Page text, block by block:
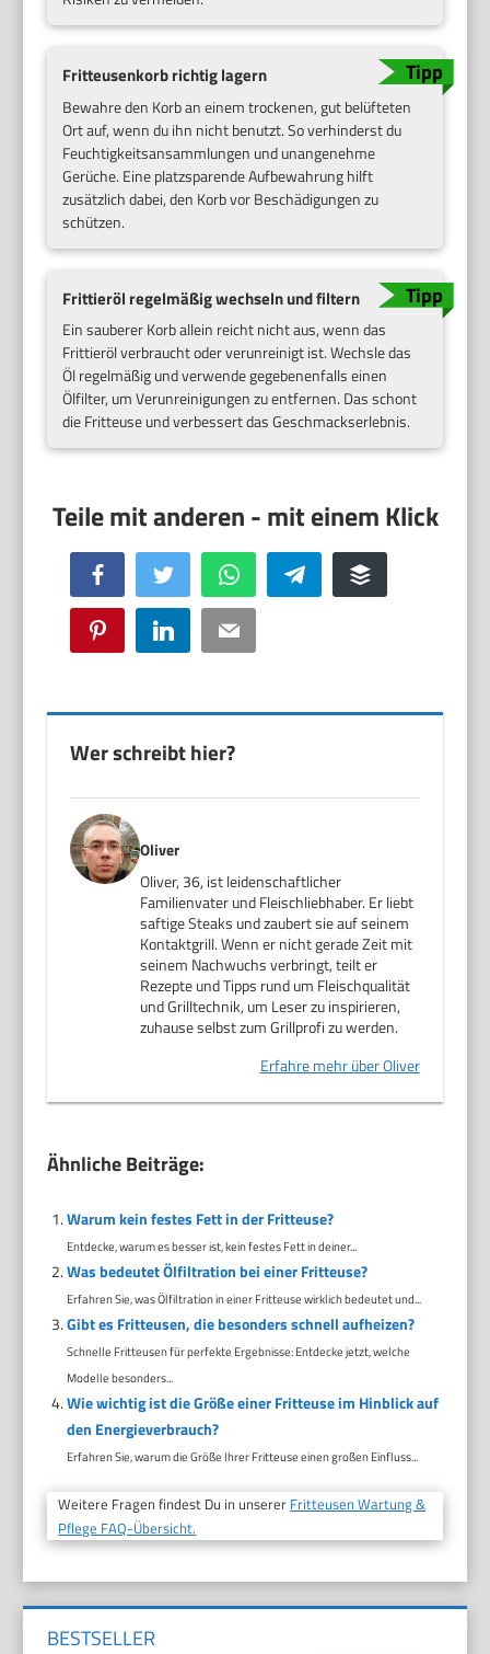
Fritteusenkorb richtig lagern
Bewahre den Korb an einem trockenen, gut belüfteten
Ort auf, wenn du ihn nicht benutzt. So verhinderst du
Feuchtigkeitsansammlungen und unangenehme
Gerüche. Eine platzsparende Aufbewahrung hilft
zusätzlich dabei, den Korb vor Beschädigungen zu
schützen.
Frittieröl regelmäßig wechseln und filtern
Ein sauberer Korb allein reicht nicht aus, wenn das
Frittieröl verbraucht oder verunreinigt ist. Wechsle das
Öl regelmäßig und verwende gegebenenfalls einen
Ölfilter, um Verunreinigungen zu entfernen. Das schont
die Fritteuse und verbessert das Geschmackserlebnis.
Facebook Twitter WhatsApp Telegram Buffer
Pinterest LinkedIn Email
Wer schreibt hier?
Oliver
Oliver, 36, ist leidenschaftlicher
Familienvater und Fleischliebhaber. Er liebt
saftige Steaks und zaubert sie auf seinem
Kontaktgrill. Wenn er nicht gerade Zeit mit
seinem Nachwuchs verbringt, teilt er
Rezepte und Tipps rund um Fleischqualität
und Grilltechnik, um Leser zu inspirieren,
zuhause selbst zum Grillprofi zu werden.
Erfahre mehr über Oliver
Ähnliche Beiträge:
Warum kein festes Fett in der Fritteuse?
Entdecke, warum es besser ist, kein festes Fett in deiner...
Was bedeutet Ölfiltration bei einer Fritteuse?
Erfahren Sie, was Ölfiltration in einer Fritteuse wirklich bedeutet und...
Gibt es Fritteusen, die besonders schnell aufheizen?
Schnelle Fritteusen für perfekte Ergebnisse: Entdecke jetzt, welche
Modelle besonders...
Wie wichtig ist die Größe einer Fritteuse im Hinblick auf
den Energieverbrauch?
Erfahren Sie, warum die Größe Ihrer Fritteuse einen großen Einfluss...
Weitere Fragen findest Du in unserer Fritteusen Wartung &
Pflege FAQ-Übersicht.
BESTSELLER